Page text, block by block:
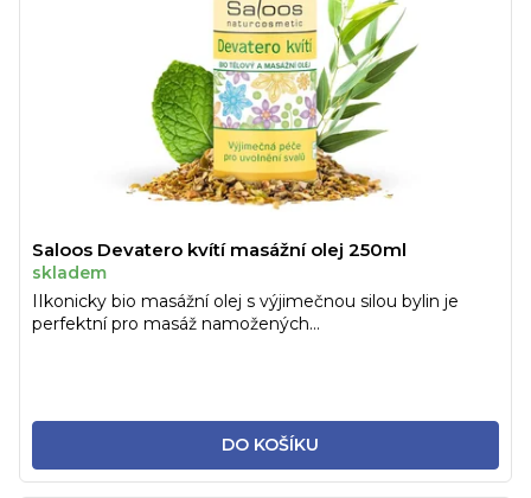
Saloos Devatero kvítí masážní olej 250ml
skladem
DO KOŠÍKU
IIkonicky bio masážní olej s výjimečnou silou bylin je
perfektní pro masáž namožených...